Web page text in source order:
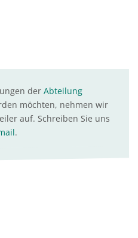
der Abteilung
möchten, nehmen wir
auf. Schreiben Sie uns
.